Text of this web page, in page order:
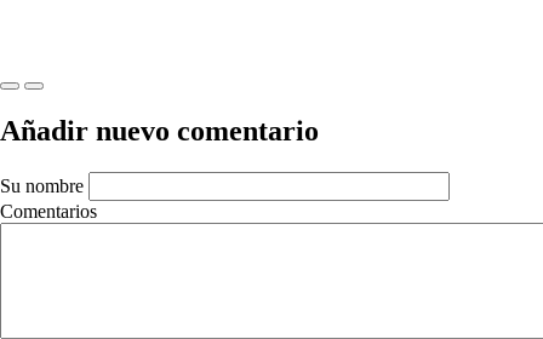
Previous
Next
Añadir nuevo comentario
Su nombre
Comentarios